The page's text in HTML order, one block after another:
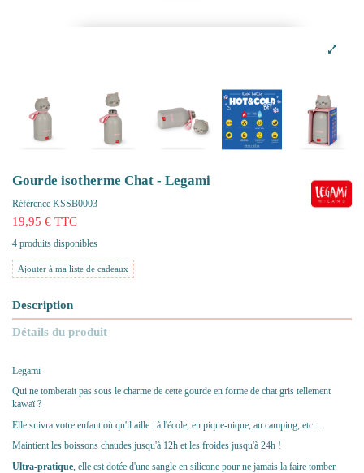
Gourde isotherme Chat - Legami
Référence KSSB0003
19,95 € TTC
4 produits disponibles
Ajouter à ma liste de cadeaux
Description
Détails du produit
Legami
Qui ne tomberait pas sous le charme de cette gourde en forme de chat gris tellement
kawaï ?
Elle suivra votre enfant où qu'il aille : à l'école, en pique-nique, au camping, etc...
Maintient les boissons chaudes jusqu'à 12h et les froides jusqu'à 24h !
Ultra-pratique, elle est dotée d'une sangle en silicone pour ne jamais la faire tomber.